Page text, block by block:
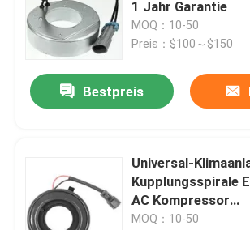
1 Jahr Garantie
MOQ：10-50
Preis：$100～$150
Bestpreis
Universal-
Kupplungsspirale
AC Kompressor
Kupplungsspirale
MOQ：10-50